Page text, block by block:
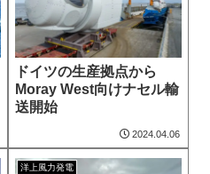
ドイツの生産拠点から
Moray West向けナセル輸
送開始
2024.04.06
洋上風力発電